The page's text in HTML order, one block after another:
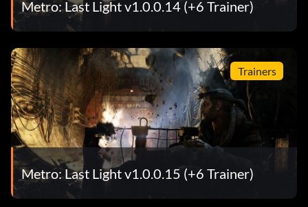
Metro: Last Light v1.0.0.14 (+6 Trainer)
Trainers
Metro: Last Light v1.0.0.15 (+6 Trainer)